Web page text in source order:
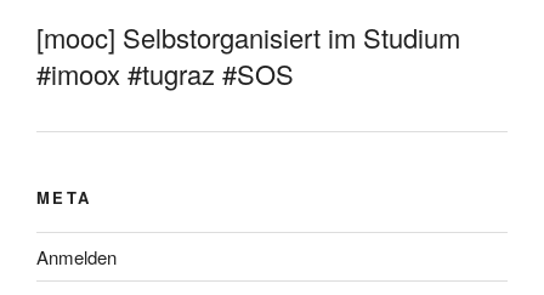
[mooc] Selbstorganisiert im Studium
#imoox #tugraz #SOS
META
Anmelden